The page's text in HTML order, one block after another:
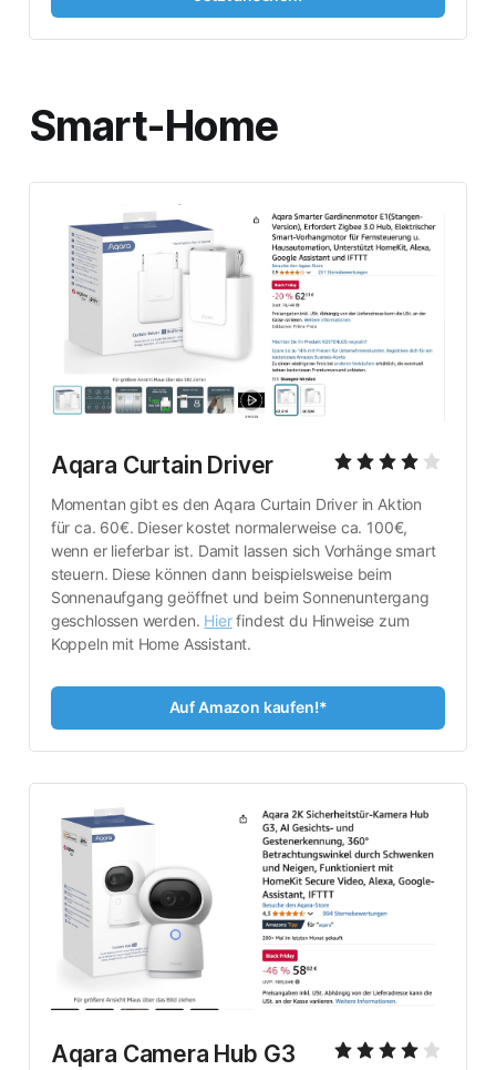
Smart-Home
Aqara Curtain Driver
Momentan gibt es den Aqara Curtain Driver in Aktion
für ca. 60€. Dieser kostet normalerweise ca. 100€,
wenn er lieferbar ist. Damit lassen sich Vorhänge smart
steuern. Diese können dann beispielsweise beim
Sonnenaufgang geöffnet und beim Sonnenuntergang
geschlossen werden. Hier findest du Hinweise zum
Koppeln mit Home Assistant.
Auf Amazon kaufen!*
Aqara Camera Hub G3